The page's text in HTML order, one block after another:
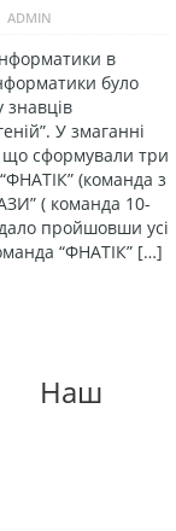
ADMIN
в
було
знавців
У змаганні
що сформували три
(команда з
( команда 10-
пройшовши усі
“ФНАТІК” […]
Наш